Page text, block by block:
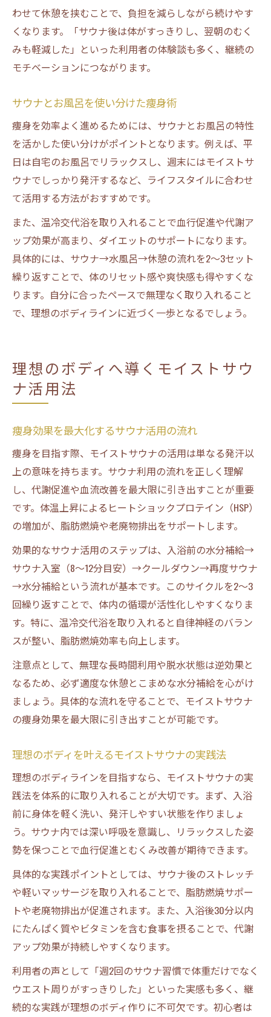
わせて休憩を挟むことで、負担を減らしながら続けやす
くなります。「サウナ後は体がすっきりし、翌朝のむく
みも軽減した」といった利用者の体験談も多く、継続の
モチベーションにつながります。
サウナとお風呂を使い分けた痩身術
痩身を効率よく進めるためには、サウナとお風呂の特性
を活かした使い分けがポイントとなります。例えば、平
日は自宅のお風呂でリラックスし、週末にはモイストサ
ウナでしっかり発汗するなど、ライフスタイルに合わせ
て活用する方法がおすすめです。
また、温冷交代浴を取り入れることで血行促進や代謝ア
ップ効果が高まり、ダイエットのサポートになります。
具体的には、サウナ→水風呂→休憩の流れを2～3セット
繰り返すことで、体のリセット感や爽快感も得やすくな
ります。自分に合ったペースで無理なく取り入れること
で、理想のボディラインに近づく一歩となるでしょう。
理想のボディへ導くモイストサウ
ナ活用法
痩身効果を最大化するサウナ活用の流れ
痩身を目指す際、モイストサウナの活用は単なる発汗以
上の意味を持ちます。サウナ利用の流れを正しく理解
し、代謝促進や血流改善を最大限に引き出すことが重要
です。体温上昇によるヒートショックプロテイン（HSP）
の増加が、脂肪燃焼や老廃物排出をサポートします。
効果的なサウナ活用のステップは、入浴前の水分補給→
サウナ入室（8～12分目安）→クールダウン→再度サウナ
→水分補給という流れが基本です。このサイクルを2〜3
回繰り返すことで、体内の循環が活性化しやすくなりま
す。特に、温冷交代浴を取り入れると自律神経のバラン
スが整い、脂肪燃焼効率も向上します。
注意点として、無理な長時間利用や脱水状態は逆効果と
なるため、必ず適度な休憩とこまめな水分補給を心がけ
ましょう。具体的な流れを守ることで、モイストサウナ
の痩身効果を最大限に引き出すことが可能です。
理想のボディを叶えるモイストサウナの実践法
理想のボディラインを目指すなら、モイストサウナの実
践法を体系的に取り入れることが大切です。まず、入浴
前に身体を軽く洗い、発汗しやすい状態を作りましょ
う。サウナ内では深い呼吸を意識し、リラックスした姿
勢を保つことで血行促進とむくみ改善が期待できます。
具体的な実践ポイントとしては、サウナ後のストレッチ
や軽いマッサージを取り入れることで、脂肪燃焼サポー
トや老廃物排出が促進されます。また、入浴後30分以内
にたんぱく質やビタミンを含む食事を摂ることで、代謝
アップ効果が持続しやすくなります。
利用者の声として「週2回のサウナ習慣で体重だけでなく
ウエスト周りがすっきりした」といった実感も多く、継
続的な実践が理想のボディ作りに不可欠です。初心者は